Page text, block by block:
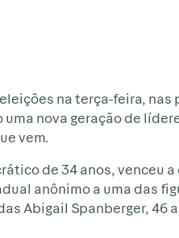
na terça-feira,
nova geração de
vem.
de 34 anos, venceu
anônimo a uma das
Abigail Spanberger, 46